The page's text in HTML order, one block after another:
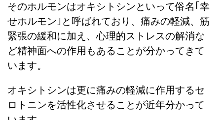
そのホルモンはオキシトシンといって俗名｢幸
せホルモン｣と呼ばれており、痛みの軽減、筋
緊張の緩和に加え、心理的ストレスの解消な
ど精神面への作用もあることが分かってきて
います。
オキシトシンは更に痛みの軽減に作用するセ
ロトニンを活性化させることが近年分かって